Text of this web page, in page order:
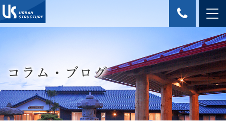
コラム・ブログ